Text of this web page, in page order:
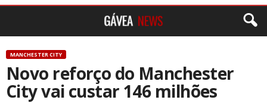
MANCHESTER CITY
Novo reforço do Manchester
City vai custar 146 milhões